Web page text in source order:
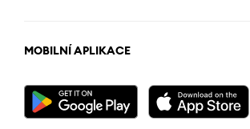
MOBILNÍ APLIKACE